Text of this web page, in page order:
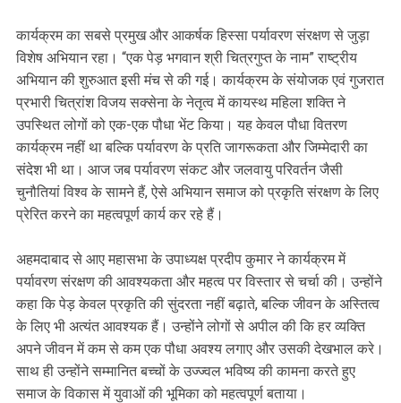
कार्यक्रम का सबसे प्रमुख और आकर्षक हिस्सा पर्यावरण संरक्षण से जुड़ा
विशेष अभियान रहा। “एक पेड़ भगवान श्री चित्रगुप्त के नाम” राष्ट्रीय
अभियान की शुरुआत इसी मंच से की गई। कार्यक्रम के संयोजक एवं गुजरात
प्रभारी चित्रांश विजय सक्सेना के नेतृत्व में कायस्थ महिला शक्ति ने
उपस्थित लोगों को एक-एक पौधा भेंट किया। यह केवल पौधा वितरण
कार्यक्रम नहीं था बल्कि पर्यावरण के प्रति जागरूकता और जिम्मेदारी का
संदेश भी था। आज जब पर्यावरण संकट और जलवायु परिवर्तन जैसी
चुनौतियां विश्व के सामने हैं, ऐसे अभियान समाज को प्रकृति संरक्षण के लिए
प्रेरित करने का महत्वपूर्ण कार्य कर रहे हैं।
अहमदाबाद से आए महासभा के उपाध्यक्ष प्रदीप कुमार ने कार्यक्रम में
पर्यावरण संरक्षण की आवश्यकता और महत्व पर विस्तार से चर्चा की। उन्होंने
कहा कि पेड़ केवल प्रकृति की सुंदरता नहीं बढ़ाते, बल्कि जीवन के अस्तित्व
के लिए भी अत्यंत आवश्यक हैं। उन्होंने लोगों से अपील की कि हर व्यक्ति
अपने जीवन में कम से कम एक पौधा अवश्य लगाए और उसकी देखभाल करे।
साथ ही उन्होंने सम्मानित बच्चों के उज्ज्वल भविष्य की कामना करते हुए
समाज के विकास में युवाओं की भूमिका को महत्वपूर्ण बताया।